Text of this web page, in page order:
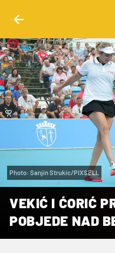
Photo: Sanjin Strukic/PIXSELL
VEKIĆ I ĆORIĆ
POBJEDE NAD